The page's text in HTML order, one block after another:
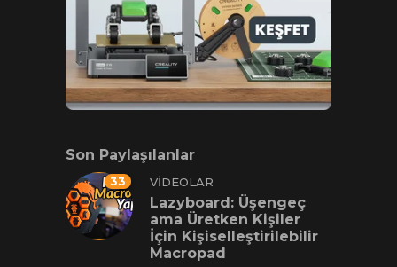
Son Paylaşılanlar
33 VIDEOLAR
Lazyboard: Üşengeç
ama Üretken Kişiler
İçin Kişiselleştirilebilir
Macropad